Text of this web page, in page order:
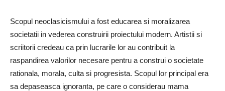
Scopul neoclasicismului a fost educarea si moralizarea
societatii in vederea construirii proiectului modern. Artistii si
scriitorii credeau ca prin lucrarile lor au contribuit la
raspandirea valorilor necesare pentru a construi o societate
rationala, morala, culta si progresista. Scopul lor principal era
sa depaseasca ignoranta, pe care o considerau mama